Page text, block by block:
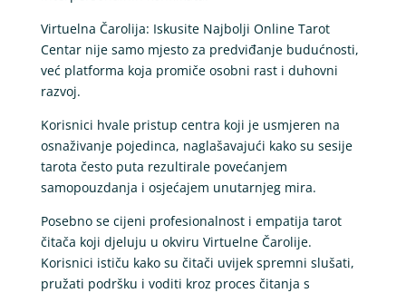
Virtuelna Čarolija: Iskusite Najbolji Online Tarot
Centar nije samo mjesto za predviđanje budućnosti,
već platforma koja promiče osobni rast i duhovni
razvoj.
Korisnici hvale pristup centra koji je usmjeren na
osnaživanje pojedinca, naglašavajući kako su sesije
tarota često puta rezultirale povećanjem
samopouzdanja i osjećajem unutarnjeg mira.
Posebno se cijeni profesionalnost i empatija tarot
čitača koji djeluju u okviru Virtuelne Čarolije.
Korisnici ističu kako su čitači uvijek spremni slušati,
pružati podršku i voditi kroz proces čitanja s